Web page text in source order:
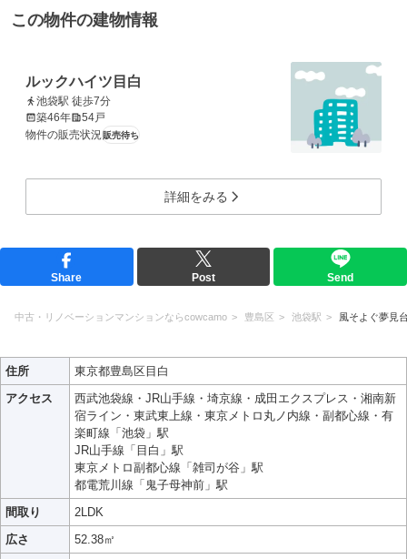
この物件の建物情報
ルックハイツ目白
池袋駅 徒歩7分
築46年
54戸
物件の販売状況販売待ち
詳細をみる
Share Post Send
中古・リノベーションマンションならcowcamo 豊島区 池袋駅 風そよぐ夢見
住所
東京都豊島区目白
アクセス
西武池袋線・JR山手線・埼京線・成田エクスプレス・湘南新
宿ライン・東武東上線・東京メトロ丸ノ内線・副都心線・有
楽町線「池袋」駅
JR山手線「目白」駅
東京メトロ副都心線「雑司が谷」駅
都電荒川線「鬼子母神前」駅
間取り
2LDK
広さ
52.38㎡